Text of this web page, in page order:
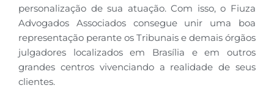
personalização de sua atuação. Com isso, o Fiuza
Advogados Associados consegue unir uma boa
representação perante os Tribunais e demais órgãos
julgadores localizados em Brasília e em outros
grandes centros vivenciando a realidade de seus
clientes.